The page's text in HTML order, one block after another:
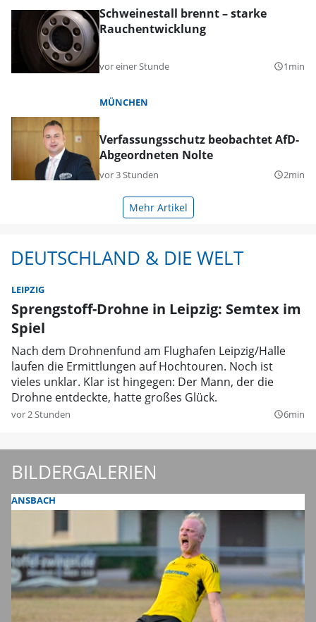
Schweinestall brennt – starke
Rauchentwicklung
vor einer Stunde query_builder1min
MÜNCHEN
Verfassungsschutz beobachtet AfD-
Abgeordneten Nolte
vor 3 Stunden query_builder2min
Mehr Artikel
DEUTSCHLAND & DIE WELT
LEIPZIG
Sprengstoff-Drohne in Leipzig: Semtex im
Spiel
Nach dem Drohnenfund am Flughafen Leipzig/Halle
laufen die Ermittlungen auf Hochtouren. Noch ist
vieles unklar. Klar ist hingegen: Der Mann, der die
Drohne entdeckte, hatte großes Glück.
vor 2 Stunden query_builder6min
BILDERGALERIEN
ANSBACH